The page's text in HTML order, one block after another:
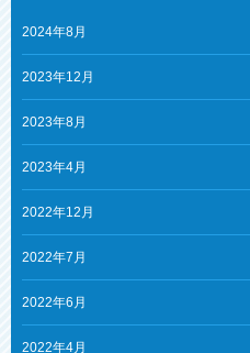
2024年8月
2023年12月
2023年8月
2023年4月
2022年12月
2022年7月
2022年6月
2022年4月